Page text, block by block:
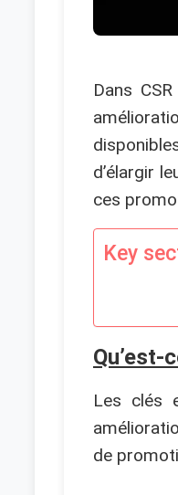
Dans
d’élargir
ces
Key
Qu’est-
Les clés
de